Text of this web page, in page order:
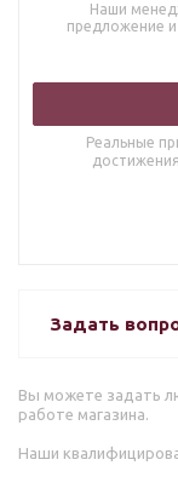
Наши
предложение
Реальные
Задать
Вы можете задать
работе магазина.
Наши